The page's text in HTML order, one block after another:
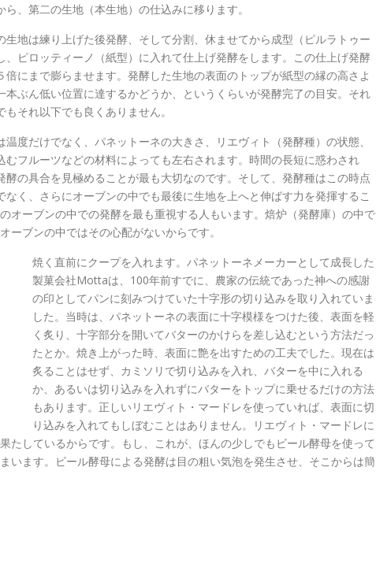
ら、第二の生地（本生地）の仕込みに移ります。
生地は練り上げた後発酵、そして分割、休ませてから成型（ピルラトゥー
、ピロッティーノ（紙型）に入れて仕上げ発酵をします。この仕上げ発酵
倍にまで膨らませます。発酵した生地の表面のトップが紙型の縁の高さよ
本ぶん低い位置に達するかどうか、というくらいが発酵完了の目安。それ
もそれ以下でも良くありません。
温度だけでなく、パネットーネの大きさ、リエヴィト（発酵種）の状態、
むフルーツなどの材料によっても左右されます。時間の長短に惑わされ
酵の具合を見極めることが最も大切なのです。そして、発酵種はこの時点
なく、さらにオーブンの中でも最後に生地を上へと伸ばす力を発揮するこ
オーブンの中での発酵を最も重視する人もいます。焙炉（発酵庫）の中で
ブンの中ではその心配がないからです。
焼く直前にクープを入れます。パネットーネメーカーとして成長した
製菓会社Mottaは、100年前すでに、農家の伝統であった神への感謝
の印としてパンに刻みつけていた十字形の切り込みを取り入れていま
した。当時は、パネットーネの表面に十字模様をつけた後、表面を軽
く炙り、十字部分を開いてバターのかけらを差し込むという方法だっ
たとか。焼き上がった時、表面に艶を出すための工夫でした。現在は
炙ることはせず、カミソリで切り込みを入れ、バターを中に入れる
か、あるいは切り込みを入れずにバターをトップに乗せるだけの方法
もあります。正しいリエヴィト・マードレを使っていれば、表面に切
り込みを入れてもしぼむことはありません。リエヴィト・マードレに
たしているからです。もし、これが、ほんの少しでもビール酵母を使って
います。ビール酵母による発酵は目の粗い気泡を発生させ、そこからは簡